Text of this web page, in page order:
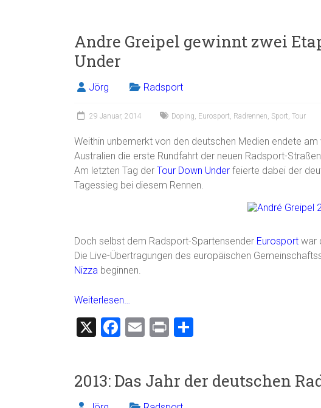
b
ok
l
n
Andre Greipel gewinnt zwei
Under
Jörg Radsport
29 Januar, 2014 Doping Eurosport Radrennen Sport Tour
Weithin unbemerkt von den deutschen Medien endete
Australien die erste Rundfahrt der neuen Radsport-
Am letzten Tag der Tour Down Under feierte dabei der
Tagessieg bei diesem Rennen.
Doch selbst dem Radsport-Spartensender Eurosport war
Die Live-Übertragungen des europäischen
Nizza beginnen.
Weiterlesen…
X
F
b
E
l
Pr
n
2013: Das Jahr der deutschen